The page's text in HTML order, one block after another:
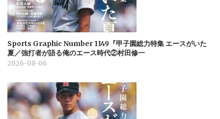
Sports Graphic Number 1149『甲子園総力特集 エースがいた
夏／強打者が語る俺のエース時代②村田修一
2026-08-06